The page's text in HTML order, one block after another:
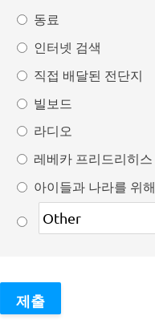
동료
인터넷 검색
직접 배달된 전단지
빌보드
라디오
레베카 프리드리히스
아이들과 나라를 위해